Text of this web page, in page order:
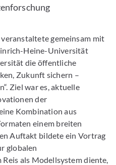
gemeinsam mit
Heine-Universität
die öffentliche
Zukunft sichern –
Ziel war es, aktuelle
der
Kombination aus
einem breiten
Auftakt bildete ein Vortrag
globalen
als Modellsystem diente,